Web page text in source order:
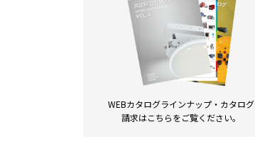
WEBカタログラインナップ・ カタログ
請求はこちらをご覧ください。